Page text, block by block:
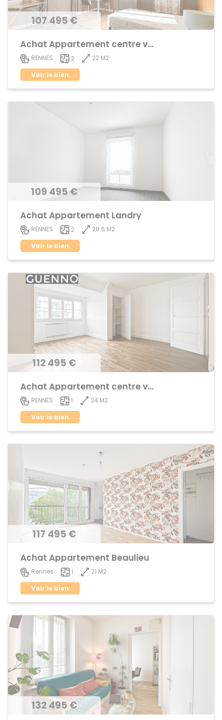
107 495 €
Achat Appartement centre ville
RENNES 2
22 M2
Voir le bien
109 495 €
Achat Appartement Landry
RENNES 2
28.6 M2
Voir le bien
112 495 €
Achat Appartement centre ville
RENNES 1
24 M2
Voir le bien
117 495 €
Achat Appartement Beaulieu
Rennes 1
21 M2
Voir le bien
132 495 €